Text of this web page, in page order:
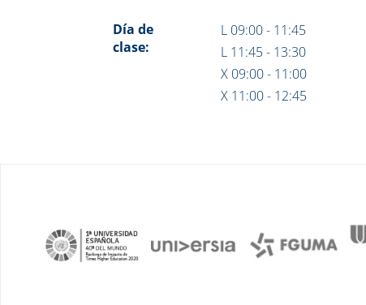
Día de
clase:
L 09:00 - 11:45
L 11:45 - 13:30
X 09:00 - 11:00
X 11:00 - 12:45